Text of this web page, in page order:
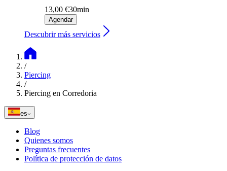
13,00 €30min
Agendar
Descubrir más servicios
/
Piercing
/
Piercing en Corredoria
es
Blog
Quienes somos
Preguntas frecuentes
Política de protección de datos